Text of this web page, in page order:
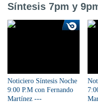
Síntesis 7pm y
Noticiero Síntesis Noche
9:00 P.M con Fernando
Martínez ---